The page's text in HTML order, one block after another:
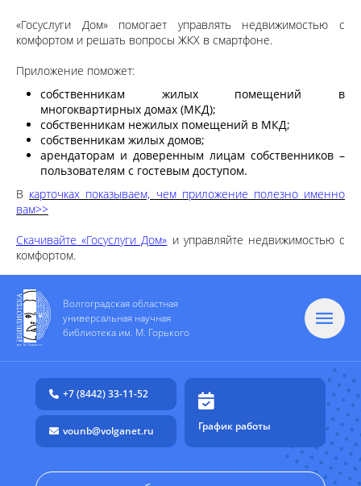
«Госуслуги Дом» помогает управлять недвижимостью с
комфортом и решать вопросы ЖКХ в смартфоне.
Приложение поможет:
собственникам жилых помещений в
многоквартирных домах (МКД);
собственникам нежилых помещений в МКД;
собственникам жилых домов;
арендаторам и доверенным лицам собственников –
пользователям с гостевым доступом.
В карточках показываем, чем приложение полезно именно
вам>>
Скачивайте «Госуслуги Дом» и управляйте недвижимостью с
комфортом.
Волгоградская областная
универсальная научная
библиотека им. М. Горького
+7 (8442) 33-11-52
vounb@volganet.ru График работы